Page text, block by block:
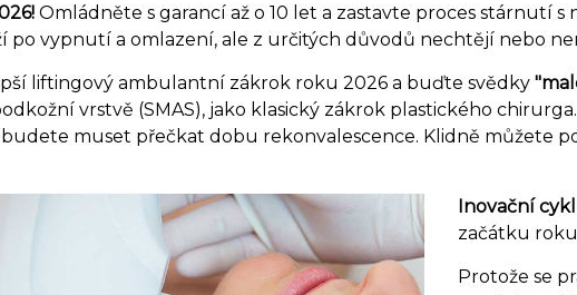
Omládněte s garancí až o 10 let a zastavte proces stárnutí
po vypnutí a omlazení, ale z určitých důvodů nechtějí nebo
liftingový ambulantní zákrok roku 2026 a buďte svědky
vrstvě (SMAS), jako klasický zákrok plastického
muset přečkat dobu rekonvalescence. Klidně můžete
Inovační
začátku
Protože se